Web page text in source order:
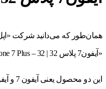
«آیفون7 پلاس 32 | iPhone 7 Plus – 32» تولید و روانه بازارهای جهانی شده است.
این دو محصول یعنی آیفون 7 و آیفون 7 پلاس با داشتن اشتراکات فراوان در اندازه‌ی صفحه‌نمایش، دوربین و میزان رم با هم تفاوت دارند.